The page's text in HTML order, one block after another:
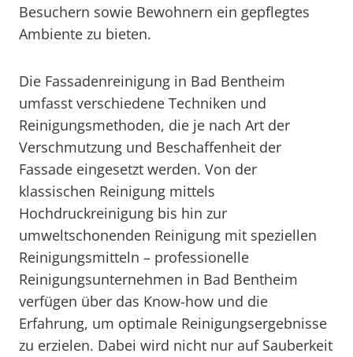
Besuchern sowie Bewohnern ein gepflegtes
Ambiente zu bieten.
Die Fassadenreinigung in Bad Bentheim
umfasst verschiedene Techniken und
Reinigungsmethoden, die je nach Art der
Verschmutzung und Beschaffenheit der
Fassade eingesetzt werden. Von der
klassischen Reinigung mittels
Hochdruckreinigung bis hin zur
umweltschonenden Reinigung mit speziellen
Reinigungsmitteln – professionelle
Reinigungsunternehmen in Bad Bentheim
verfügen über das Know-how und die
Erfahrung, um optimale Reinigungsergebnisse
zu erzielen. Dabei wird nicht nur auf Sauberkeit